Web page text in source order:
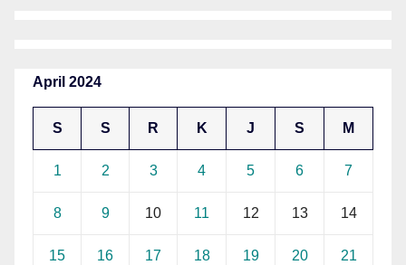
April 2024
S S R K J S M
1 2 3 4 5 6 7
8 9 10 11 12 13 14
15 16 17 18 19 20 21